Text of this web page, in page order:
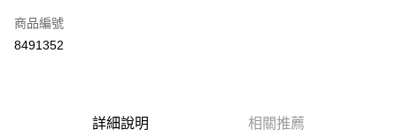
每筆NT$60，滿NT$599(含以上)免運費
付款後全家取貨
每筆NT$60，滿NT$599(含以上)免運費
商品編號
8491352
詳細說明 相關推薦